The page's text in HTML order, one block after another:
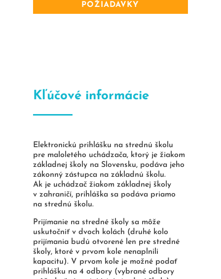
POŽIADAVKY
Kľúčové informácie
Elektronickú prihlášku na strednú školu
pre maloletého uchádzača, ktorý je žiakom
základnej školy na Slovensku, podáva jeho
zákonný zástupca na základnú školu.
Ak je uchádzač žiakom základnej školy
v zahraničí, prihláška sa podáva priamo
na strednú školu.
Prijímanie na stredné školy sa môže
uskutočniť v dvoch kolách (druhé kolo
prijímania budú otvorené len pre stredné
školy, ktoré v prvom kole nenaplnili
kapacitu). V prvom kole je možné podať
prihlášku na 4 odbory (vybrané odbory